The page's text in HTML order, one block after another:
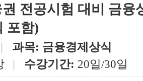
전공시험 대비 금융
포함)
| 과목: 금융경제상식
| 수강기간: 20일/30일